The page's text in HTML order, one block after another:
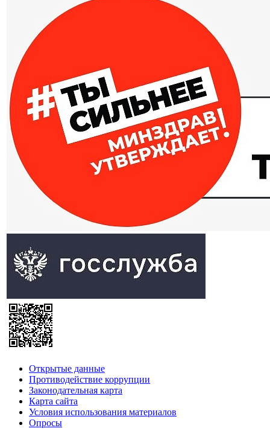
Открытые данные
Противодействие коррупции
Законодательная карта
Карта сайта
Условия использования материалов
Опросы